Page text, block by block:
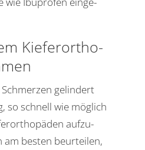
Kiefer­or­tho­
gelin­dert
so schnell wie möglich
aufzu­
am besten beur­teilen,